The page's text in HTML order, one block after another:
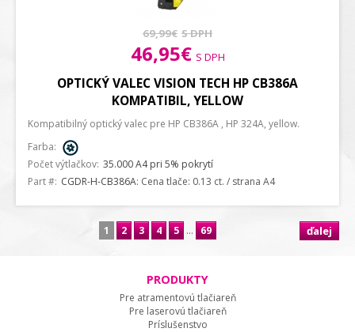
69,99€ S DPH
46,95€ S DPH
OPTICKÝ VALEC VISION TECH HP CB386A
KOMPATIBIL, YELLOW
Kompatibilný optický valec pre HP CB386A , HP 324A, yellow.
Farba:
Počet výtlačkov: 35.000 A4 pri 5% pokrytí
Part #: CGDR-H-CB386A: Cena tlače: 0.13 ct. / strana A4
1 2 3 4 5 ... 69 ďalej
PRODUKTY
Pre atramentovú tlačiareň
Pre laserovú tlačiareň
Príslušenstvo